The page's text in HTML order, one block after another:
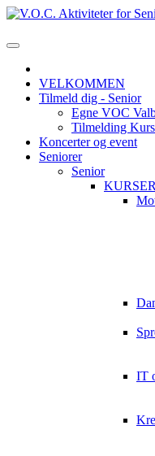
VELKOMMEN
Tilmeld dig - Senior
Egne VOC
Tilmelding
Koncerter og event
Seniorer
Senior
KURSER
IT